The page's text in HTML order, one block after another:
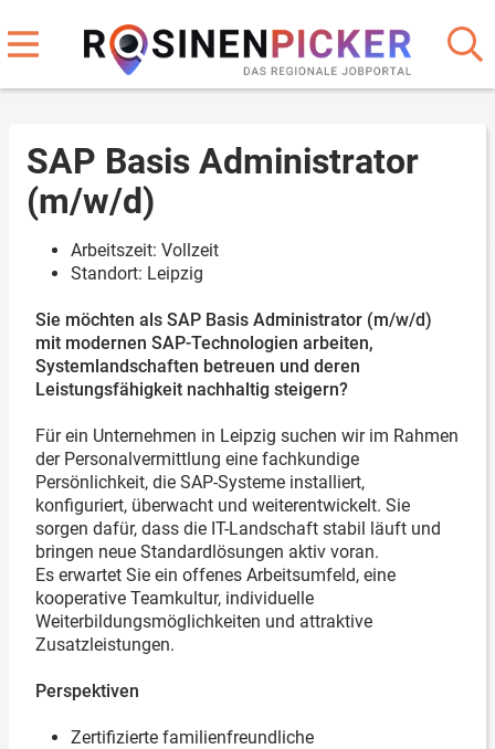
SAP Basis Administrator
(m/w/d)
Arbeitszeit: Vollzeit
Standort: Leipzig
Sie möchten als SAP Basis Administrator (m/w/d)
mit modernen SAP-Technologien arbeiten,
Systemlandschaften betreuen und deren
Leistungsfähigkeit nachhaltig steigern?
Für ein Unternehmen in Leipzig suchen wir im Rahmen
der Personalvermittlung eine fachkundige
Persönlichkeit, die SAP-Systeme installiert,
konfiguriert, überwacht und weiterentwickelt. Sie
sorgen dafür, dass die IT-Landschaft stabil läuft und
bringen neue Standardlösungen aktiv voran.
Es erwartet Sie ein offenes Arbeitsumfeld, eine
kooperative Teamkultur, individuelle
Weiterbildungsmöglichkeiten und attraktive
Zusatzleistungen.
Perspektiven
Zertifizierte familienfreundliche